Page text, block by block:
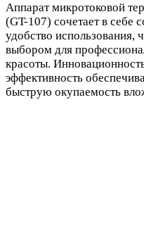
Аппарат микротоковой
(GT-107) сочетает в себе
удобство использования,
выбором для
красоты.
эффективность
быструю окупаемость